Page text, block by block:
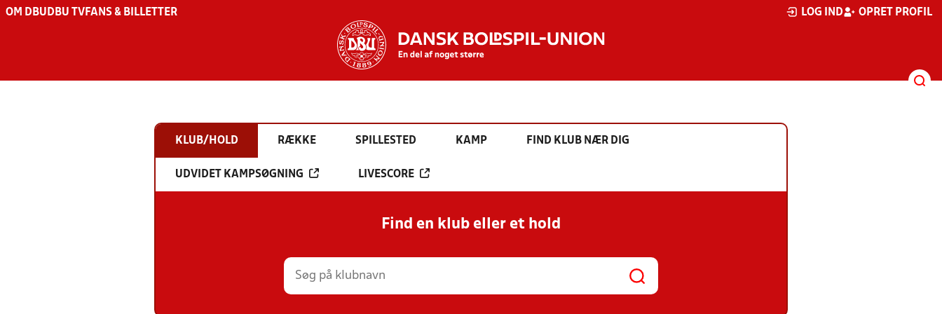
OM DBU DBU TV FANS & BILLETTER LOG IND OPRET PROFIL
KLUB/HOLD RÆKKE SPILLESTED KAMP FIND KLUB NÆR DIG
UDVIDET KAMPSØGNING LIVESCORE
Find en klub eller et hold